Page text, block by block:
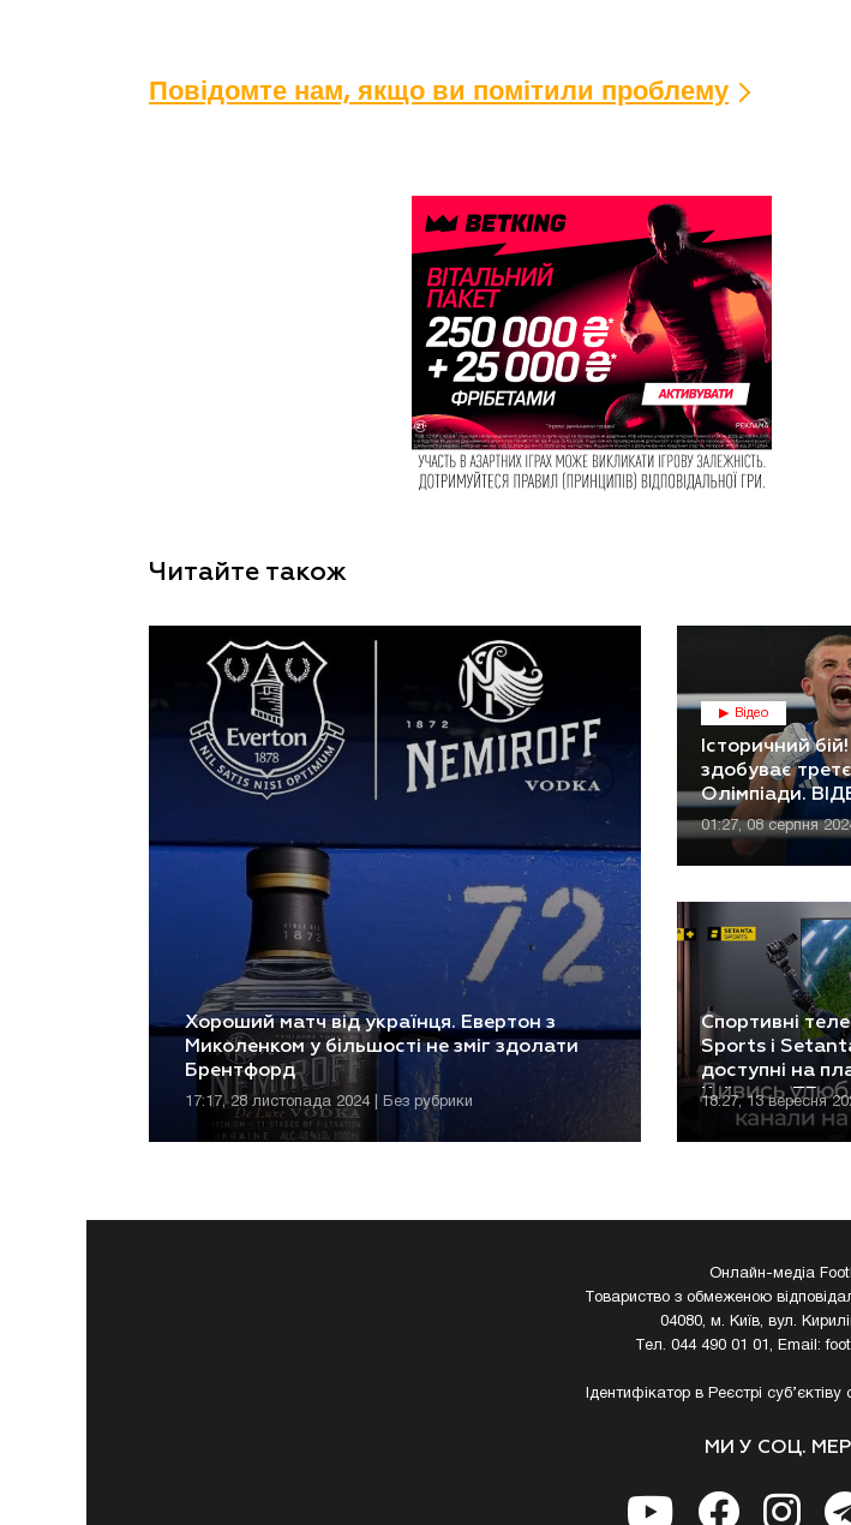
Повідомте нам, якщо ви помітили проблему
Читайте також
Хороший матч від українця. Евертон з
Миколенком у більшості не зміг здолати
Брентфорд
17:17, 28 листопада 2024 | Без рубрики
Відео
Історичний
здобуває
Олімпіади.
01:27, 08 серпня
Спортивні
Sports і
доступні на
Київстар ТБ
18:27, 13 вересня
Онлайн-медіа
Товариство з обмеженою
04080, м. Київ, вул.
Тел. 044 490 01 01, Email:
Ідентифікатор в Реєстрі
МИ У СОЦ.